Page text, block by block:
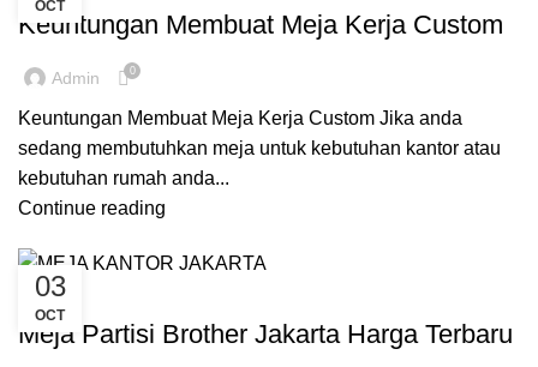
OCT
REKOMENDASI TIPS N TRIK
Keuntungan Membuat Meja Kerja Custom
Admin 0
Keuntungan Membuat Meja Kerja Custom Jika anda
sedang membutuhkan meja untuk kebutuhan kantor atau
kebutuhan rumah anda...
Continue reading
03
OCT
CUSTOM MEJA KANTOR
REKOMENDASI
Meja Partisi Brother Jakarta Harga Terbaru